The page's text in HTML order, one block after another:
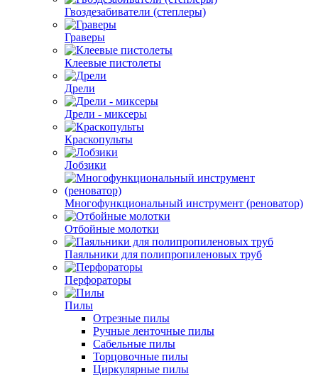
Гвоздезабиватели (степлеры)
Граверы
Клеевые пистолеты
Дрели
Дрели - миксеры
Краскопульты
Лобзики
Многофункциональный инструмент (реноватор)
Отбойные молотки
Паяльники для полипропиленовых труб
Перфораторы
Пилы
Отрезные пилы
Ручные ленточные пилы
Сабельные пилы
Торцовочные пилы
Циркулярные пилы